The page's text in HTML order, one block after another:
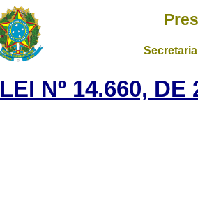
LEI Nº 14.660,